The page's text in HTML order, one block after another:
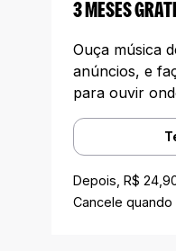
3 MESES
Ouça música
anúncios, e
para ouvir
Depois, R$
Cancele quando